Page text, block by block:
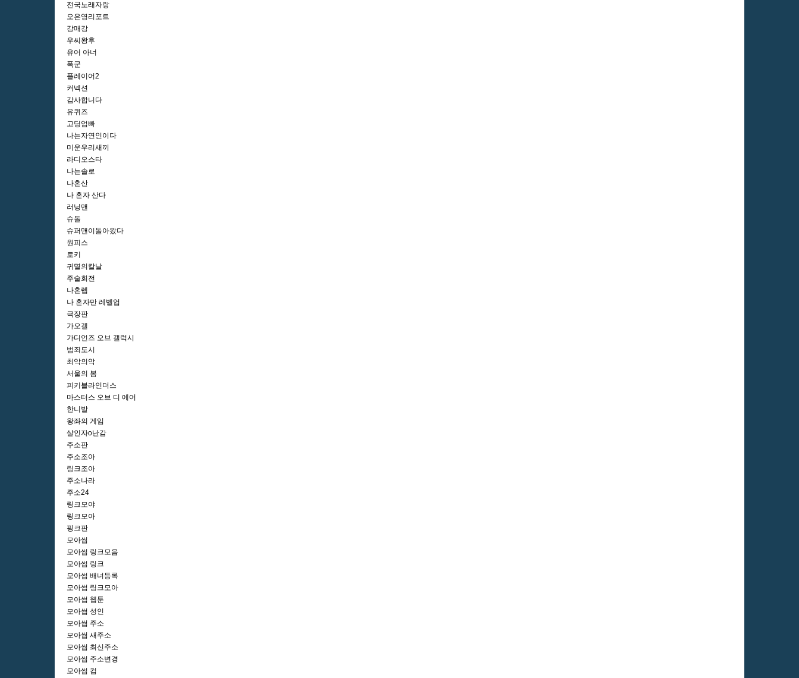
전국노래자랑
오은영리포트
강매강
우씨왕후
유어 아너
폭군
플레이어2
커넥션
감사합니다
유퀴즈
고딩엄빠
나는자연인이다
미운우리새끼
라디오스타
나는솔로
나혼산
나 혼자 산다
러닝맨
슈돌
슈퍼맨이돌아왔다
원피스
로키
귀멸의칼날
주술회전
나혼렙
나 혼자만 레벨업
극장판
가오겔
가디언즈 오브 갤럭시
범죄도시
최악의악
서울의 봄
피키블라인더스
마스터스 오브 디 에어
한니발
왕좌의 게임
살인자o난감
주소판
주소조아
링크조아
주소나라
주소24
링크모야
링크모아
핑크판
모아썹
모아썹 링크모음
모아썹 링크
모아썹 배너등록
모아썹 링크모아
모아썹 웹툰
모아썹 성인
모아썹 주소
모아썹 새주소
모아썹 최신주소
모아썹 주소변경
모아썹 컴